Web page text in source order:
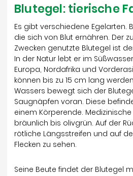
Blutegel: tierische
Es gibt verschiedene Egelarten.
die sich von Blut ernähren. Der
Zwecken genutzte Blutegel ist
In der Natur lebt er im
Europa, Nordafrika und
können bis zu 15 cm lang
Wassers bewegt sich der
Saugnäpfen voran. Diese
einem Körperende.
bräunlich bis olivgrün. Auf der
rötliche Längsstreifen und auf
Flecken zu sehen.
Seine Beute findet der Blutegel